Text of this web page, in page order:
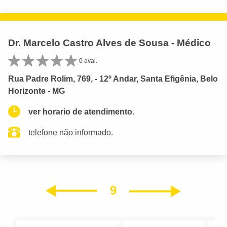
Dr. Marcelo Castro Alves de Sousa - Médico
0 aval.
Rua Padre Rolim, 769, - 12º Andar, Santa Efigênia, Belo
Horizonte - MG
ver horario de atendimento.
telefone não informado.
9